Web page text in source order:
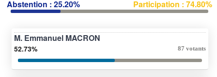
Abstention : 25.20% Participation : 74.80%
M. Emmanuel MACRON
52.73% 87 votants